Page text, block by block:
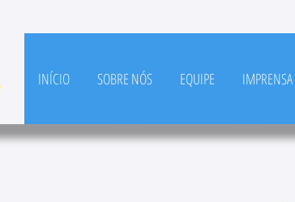
INÍCIO SOBRE NÓS EQUIPE IMPRENSA